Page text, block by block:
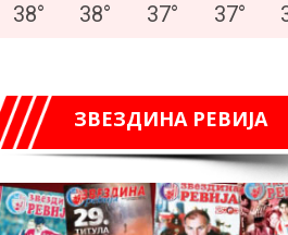
38° 38° 37° 37°
ЗВЕЗДИНА РЕВИЈА